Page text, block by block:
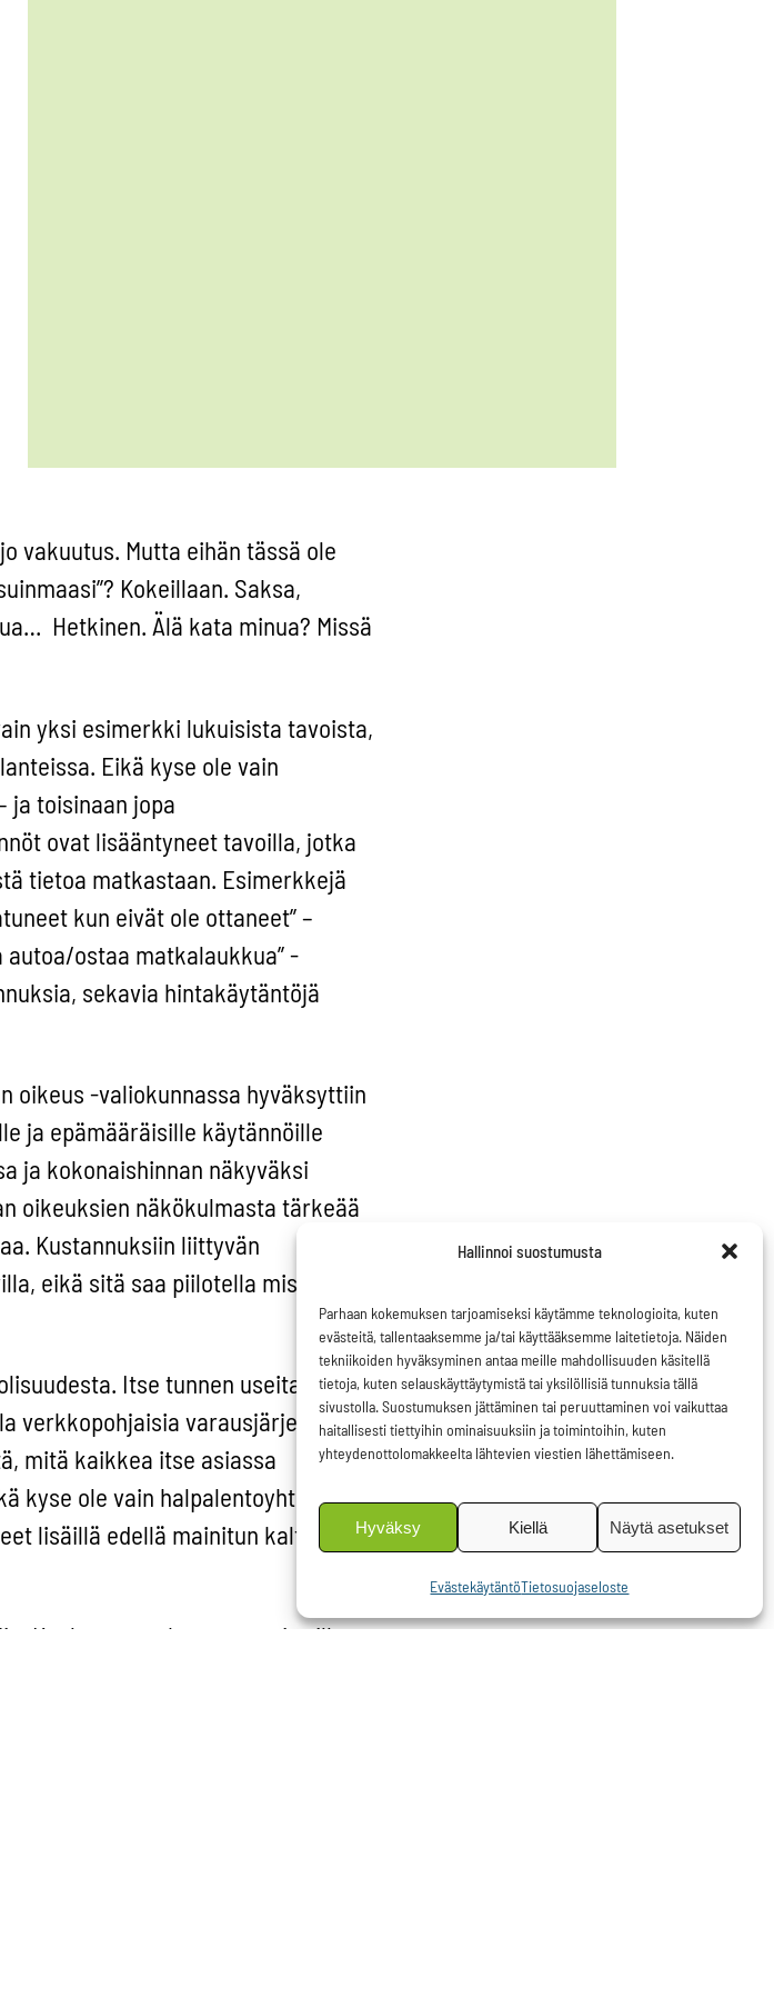
Hallinnoi suostumusta
Parhaan kokemuksen tarjoamiseksi käytämme teknologioita, kuten
evästeitä, tallentaaksemme ja/tai käyttääksemme laitetietoja. Näiden
tekniikoiden hyväksyminen antaa meille mahdollisuuden käsitellä
tietoja, kuten selauskäyttäytymistä tai yksilöllisiä tunnuksia tällä
sivustolla. Suostumuksen jättäminen tai peruuttaminen voi vaikuttaa
haitallisesti tiettyihin ominaisuuksiin ja toimintoihin, kuten
yhteydenottolomakkeelta lähtevien viestien lähettämiseen.
Hyväksy Kiellä Näytä asetukset
EvästekäytäntöTietosuojaseloste
vakuutus. Mutta eihän tässä ole
Kokeillaan. Saksa,
Hetkinen. Älä kata minua? Missä
yksi esimerkki lukuisista tavoista,
Eikä kyse ole vain
ja toisinaan jopa
ovat lisääntyneet tavoilla, jotka
tietoa matkastaan. Esimerkkejä
kun eivät ole ottaneet” –
ostaa matkalaukkua” -
sekavia hintakäytäntöjä
oikeus -valiokunnassa hyväksyttiin
ja epämääräisille käytännöille
ja kokonaishinnan näkyväksi
oikeuksien näkökulmasta tärkeää
Kustannuksiin liittyvän
eikä sitä saa piilotella missään
Itse tunnen useita
verkkopohjaisia varausjärjestelmiä
mitä kaikkea itse asiassa
kyse ole vain halpalentoyhtiöistä.
lisäillä edellä mainitun kaltaisia
Kuuleman mukaan suunnitteilla on